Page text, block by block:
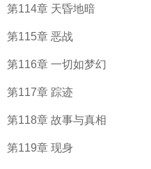
第114章 天昏地暗
第115章 恶战
第116章 一切如梦幻
第117章 踪迹
第118章 故事与真相
第119章 现身